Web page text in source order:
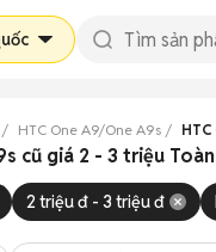
HTC One A9/One A9s
cũ giá 2 - 3 triệu
2 triệu đ - 3 triệu đ